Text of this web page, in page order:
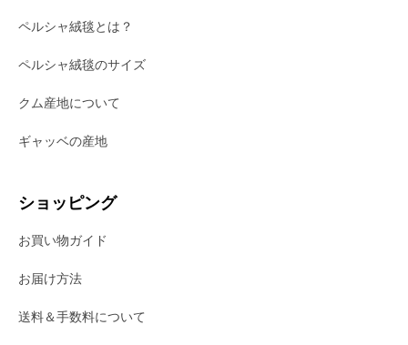
ペルシャ絨毯とは？
ペルシャ絨毯のサイズ
クム産地について
ギャッベの産地
ショッピング
お買い物ガイド
お届け方法
送料＆手数料について